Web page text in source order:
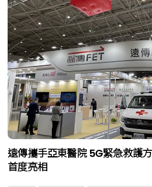
遠傳攜手亞東醫院 5G緊急救護
首度亮相